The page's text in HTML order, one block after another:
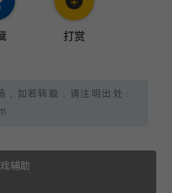
打赏
如若转载，请注明出处：
辅助